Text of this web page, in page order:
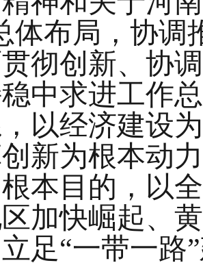
体布局，协调
彻创新、协
中求进工作
以经济建设
新为根本动
本目的，以
加快崛起、
足“一带一路